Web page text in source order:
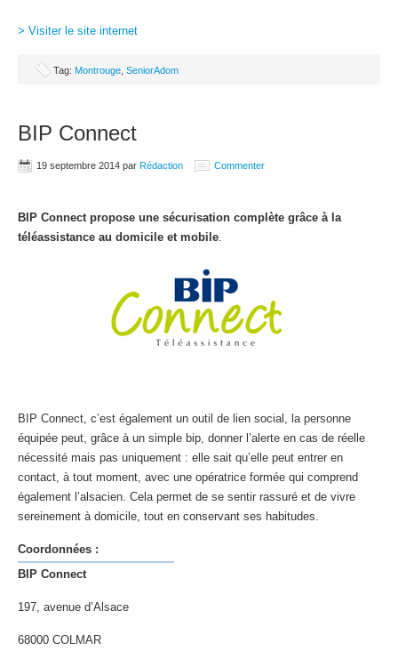
> Visiter le site internet
Tag: Montrouge SeniorAdom
BIP Connect
19 septembre 2014 par Rédaction Commenter
BIP Connect propose une sécurisation complète grâce à la
téléassistance au domicile et mobile.
BIP Connect, c’est également un outil de lien social, la personne
équipée peut, grâce à un simple bip, donner l’alerte en cas de réelle
nécessité mais pas uniquement : elle sait qu’elle peut entrer en
contact, à tout moment, avec une opératrice formée qui comprend
également l’alsacien. Cela permet de se sentir rassuré et de vivre
sereinement à domicile, tout en conservant ses habitudes.
Coordonnées :
BIP Connect
197, avenue d’Alsace
68000 COLMAR